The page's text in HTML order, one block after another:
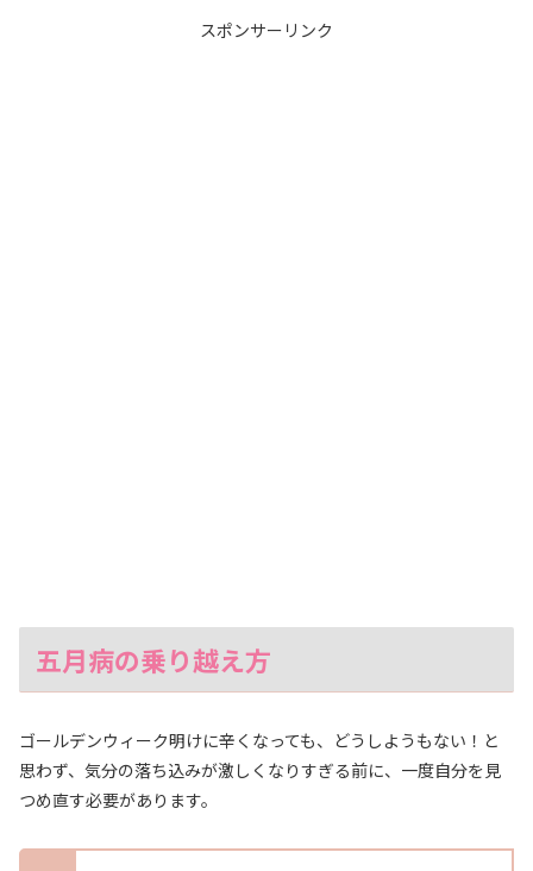
スポンサーリンク
五月病の乗り越え方
ゴールデンウィーク明けに辛くなっても、どうしようもない！と
思わず、気分の落ち込みが激しくなりすぎる前に、一度自分を見
つめ直す必要があります。